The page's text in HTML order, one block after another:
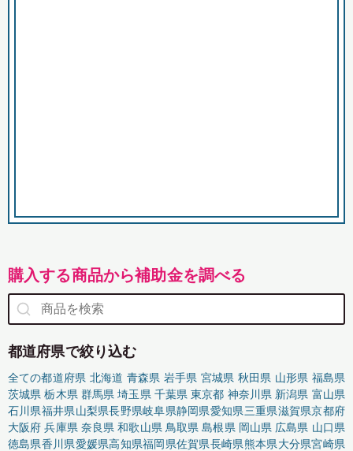
購入する商品から補助金を調べる
都道府県で絞り込む
全ての都道府県 北海道 青森県 岩手県 宮城県 秋田県 山形県 福島県
茨城県 栃木県 群馬県 埼玉県 千葉県 東京都 神奈川県 新潟県 富山県
石川県福井県山梨県長野県岐阜県静岡県愛知県三重県滋賀県京都府
大阪府 兵庫県 奈良県 和歌山県 鳥取県 島根県 岡山県 広島県 山口県
徳島県香川県愛媛県高知県福岡県佐賀県長崎県熊本県大分県宮崎県